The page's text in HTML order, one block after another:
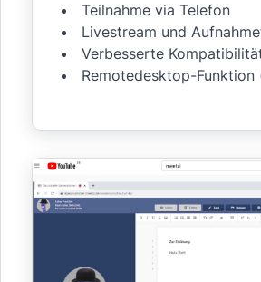
Teilnahme via Telefon
Livestream und
Verbesserte
Remotedesktop-Funktion